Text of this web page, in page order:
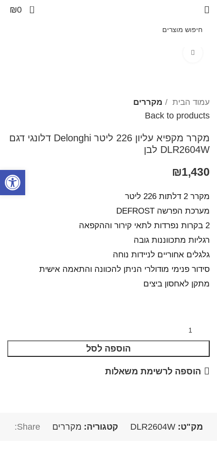
0
₪0
עמוד הבית מקררים
Back to products
מקרר ‏מקפיא עליון 226 ליטר Delonghi דלונגי דגם
DLR2604W לבן
₪1,430
מקרר 2 דלתות 226 ליטר
מערכת הפרשה DEFROST
2 בקרות נפרדות לתאי קירור וההקפאה
רגליות מתכווננות גובה
גלגלים אחוריים לניידות נוחה
סידור פנימי מודולרי הניתן להכוונה והתאמה אישית
מתקן לאחסון ביצים
הוספה לסל
הוספה לרשימת משאלות
מק"ט:DLR2604W קטגוריה: מקררים Share:
פתח